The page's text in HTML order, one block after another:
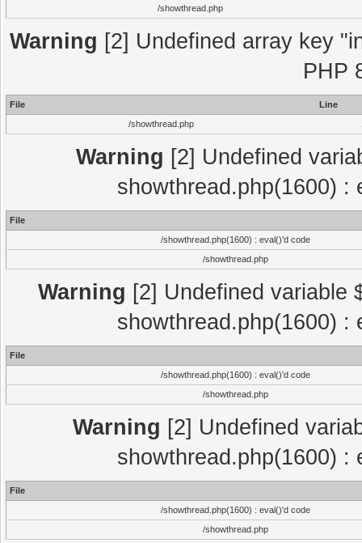
/showthread.php
Warning [2] Undefined array key
PHP
File
Line
/showthread.php
Warning [2] Undefined
showthread.php(1600) :
File
/showthread.php(1600) : eval()'d code
/showthread.php
Warning [2] Undefined variable
showthread.php(1600) :
File
/showthread.php(1600) : eval()'d code
/showthread.php
Warning [2] Undefined
showthread.php(1600) :
File
/showthread.php(1600) : eval()'d code
/showthread.php